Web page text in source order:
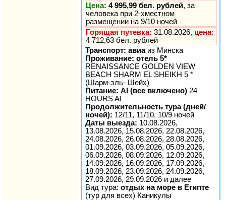
Цена: 4 995,99 бел. рублей, за
человека при 2-хместном
размещении на 9/10 ночей
Горящая путевка: 31.08.2026, цена:
4 712,63 бел. рублей
Транспорт: авиаиз Минска
Проживание: отель 5*
RENAISSANCE GOLDEN VIEW
BEACH SHARM EL SHEIKH 5 *
(Шарм-эль- Шейх)
Питание: AI (все включено) 24
HOURS AI
Продолжительность тура (дней/
ночей): 12/11, 11/10, 10/9 ночей
Даты выезда: 10.08.2026,
13.08.2026, 15.08.2026, 22.08.2026,
24.08.2026, 26.08.2026, 28.08.2026,
01.09.2026, 03.09.2026, 05.09.2026,
06.09.2026, 08.09.2026, 12.09.2026,
14.09.2026, 16.09.2026, 17.09.2026,
18.09.2026, 23.09.2026, 24.09.2026,
27.09.2026, 29.09.2026 и далее
Вид тура: отдых на море в Египте
(тур для всех) Каникулы